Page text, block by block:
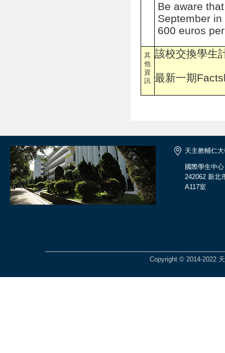
Be aware
September
600 euros
其
他
資
訊
該校交換學生
最新一期
天主教輔仁
國際學生中心
242062 新北
A117室
Copyright © 2014-2022